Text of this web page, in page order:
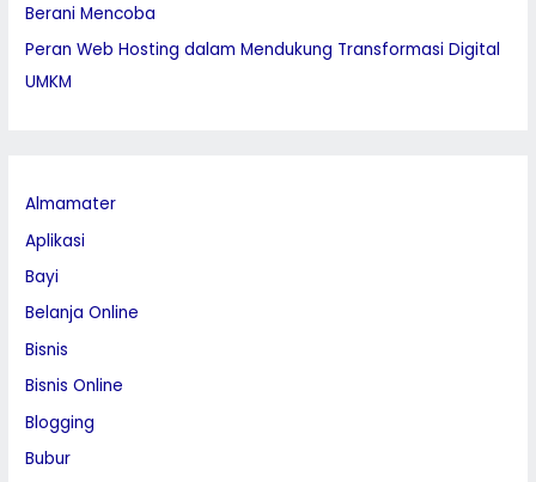
Berani Mencoba
Peran Web Hosting dalam Mendukung Transformasi Digital
UMKM
Almamater
Aplikasi
Bayi
Belanja Online
Bisnis
Bisnis Online
Blogging
Bubur